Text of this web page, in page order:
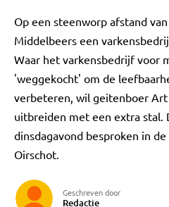
Op een steenworp afstand
Middelbeers een
Waar het varkensbedrijf voor
'weggekocht' om de
verbeteren, wil geitenboer
uitbreiden met een extra stal.
dinsdagavond besproken in
Oirschot.
Geschreven door
Redactie